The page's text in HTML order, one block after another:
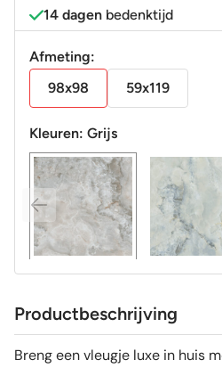
14 dagen bedenktijd
Afmeting:
98x98
59x119
Kleuren: Grijs
Productbeschrijving
Breng een vleugje luxe in huis